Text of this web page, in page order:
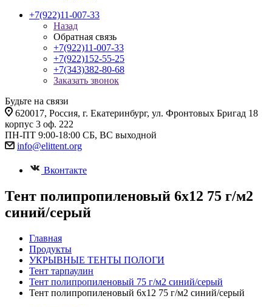
+7(922)11-007-33
Назад
Обратная связь
+7(922)11-007-33
+7(922)152-55-25
+7(343)382-80-68
Заказать звонок
Будьте на связи
620017, Россия, г. Екатеринбург, ул. Фронтовых Бригад 18
корпус 3 оф. 222
ПН-ПТ 9:00-18:00 СБ, ВС выходной
info@elittent.org
Вконтакте
Тент полипропиленовый 6х12 75 г/м2
синий/серый
Главная
Продукты
УКРЫВНЫЕ ТЕНТЫ ПОЛОГИ
Тент тарпаулин
Тент полипропиленовый 75 г/м2 синий/серый
Тент полипропиленовый 6х12 75 г/м2 синий/серый